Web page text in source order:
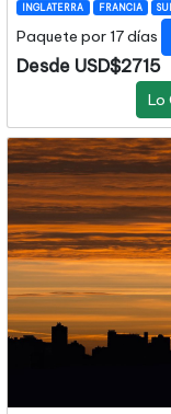
INGLATERRA FRANCIA
Paquete por 17 días
Desde USD$2715
Lo